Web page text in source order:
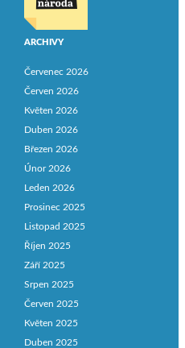
ARCHIVY
Červenec 2026
Červen 2026
Květen 2026
Duben 2026
Březen 2026
Únor 2026
Leden 2026
Prosinec 2025
Listopad 2025
Říjen 2025
Září 2025
Srpen 2025
Červen 2025
Květen 2025
Duben 2025